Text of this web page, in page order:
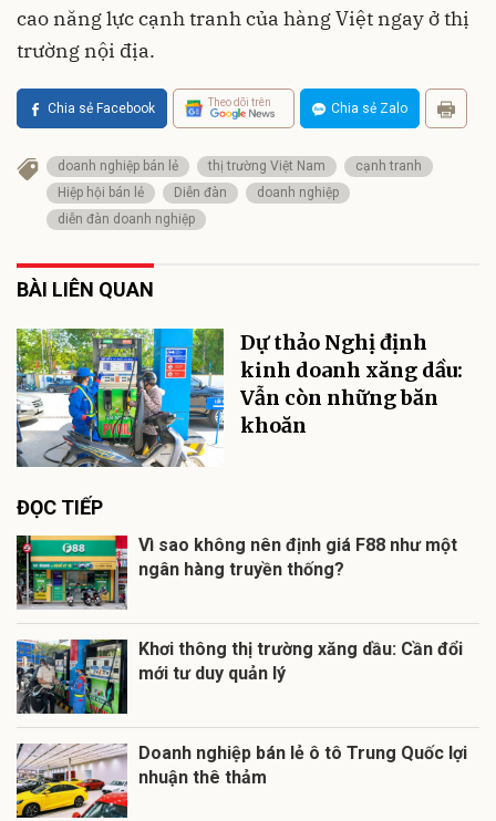
cao năng lực cạnh tranh của hàng Việt ngay ở thị
trường nội địa.
Chia sẻ Facebook Theo dõi trên Chia sẻ Zalo
doanh nghiệp bán lẻ thị trường Việt Nam
cạnh tranh
Hiệp hội bán lẻ
Diễn đàn
doanh nghiệp
diễn đàn doanh nghiệp
BÀI LIÊN QUAN
Dự thảo Nghị định
kinh doanh xăng dầu:
Vẫn còn những băn
khoăn
ĐỌC TIẾP
Vì sao không nên định giá F88 như một
ngân hàng truyền thống?
Khơi thông thị trường xăng dầu: Cần đổi
mới tư duy quản lý
Doanh nghiệp bán lẻ ô tô Trung Quốc lợi
nhuận thê thảm